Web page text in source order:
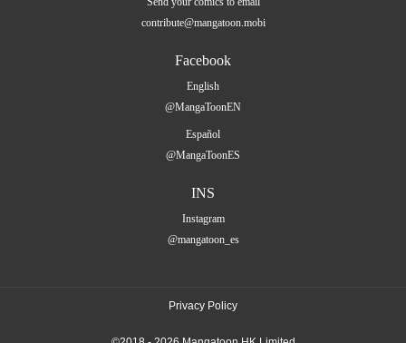
contribute@mangatoon.mobi
Facebook
English
@MangaToonEN
Español
@MangaToonES
INS
Instagram
@mangatoon_es
Privacy Policy